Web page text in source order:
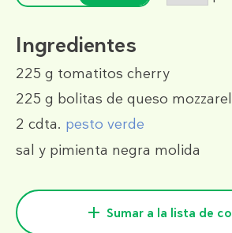
Ingredientes
225 g tomatitos cherry
225 g bolitas de queso
2 cdta. pesto verde
sal y pimienta negra molida
Sumar a la lista de